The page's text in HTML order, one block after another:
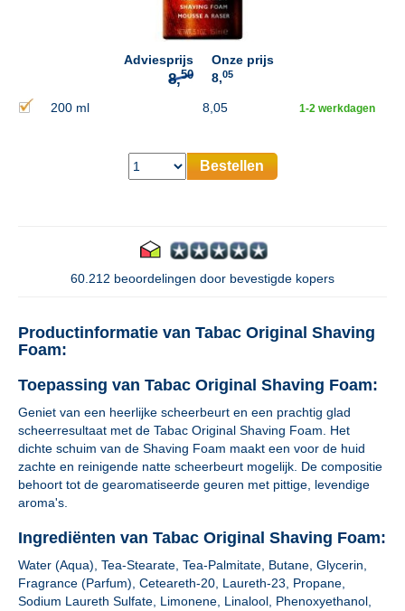
Adviesprijs
Onze prijs
8,05
200 ml 8,05 1-2 werkdagen
Bestellen
60.212 beoordelingen door bevestigde kopers
Productinformatie van Tabac Original Shaving
Foam:
Toepassing van Tabac Original Shaving Foam:
Geniet van een heerlijke scheerbeurt en een prachtig glad
scheerresultaat met de Tabac Original Shaving Foam. Het
dichte schuim van de Shaving Foam maakt een voor de huid
zachte en reinigende natte scheerbeurt mogelijk. De compositie
behoort tot de gearomatiseerde geuren met pittige, levendige
aroma's.
Ingrediënten van Tabac Original Shaving Foam:
Water (Aqua), Tea-Stearate, Tea-Palmitate, Butane, Glycerin,
Fragrance (Parfum), Ceteareth-20, Laureth-23, Propane,
Sodium Laureth Sulfate, Limonene, Linalool, Phenoxyethanol,